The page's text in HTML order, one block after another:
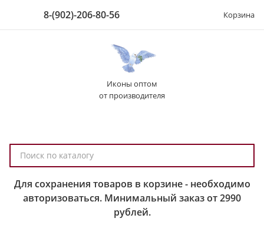
8-(902)-206-80-56 Корзина
Иконы оптом
от производителя
о
Для сохранения товаров в корзине - необходимо
авторизоваться. Минимальный заказ от 2990
рублей.